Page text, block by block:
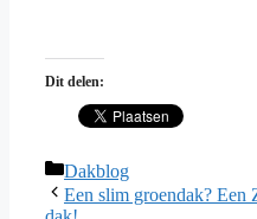
Dit delen:
Categorieën
Dakblog
Een slim groendak? Een